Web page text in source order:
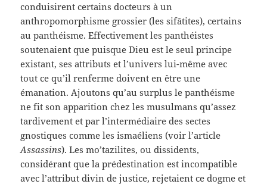
conduisirent certains docteurs à un
anthropomorphisme grossier (les sifâtites), certains
au panthéisme. Effectivement les panthéistes
soutenaient que puisque Dieu est le seul principe
existant, ses attributs et l’univers lui-même avec
tout ce qu’il renferme doivent en être une
émanation. Ajoutons qu’au surplus le panthéisme
ne fit son apparition chez les musulmans qu’assez
tardivement et par l’intermédiaire des sectes
gnostiques comme les ismaéliens (voir l’article
Assassins). Les mo’tazilites, ou dissidents,
considérant que la prédestination est incompatible
avec l’attribut divin de justice, rejetaient ce dogme et